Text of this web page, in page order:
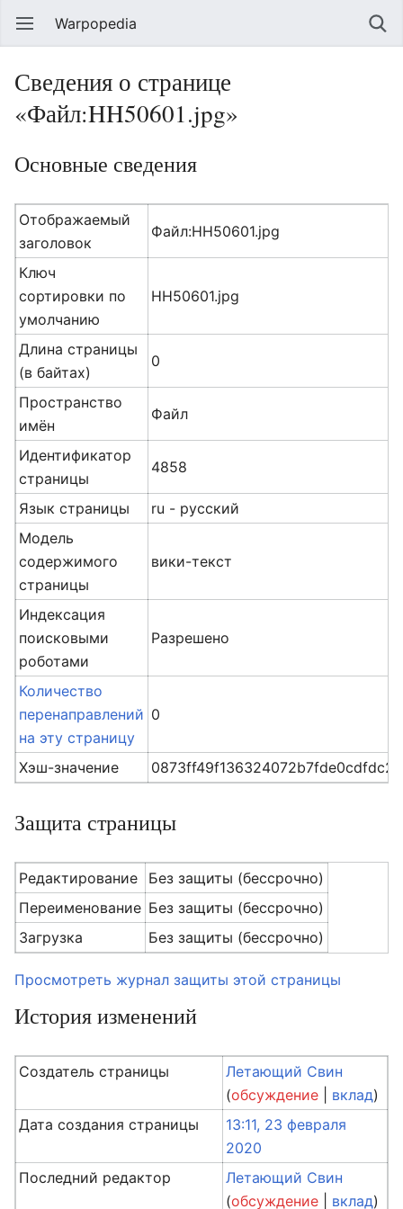
Warpopedia
Сведения о странице
«Файл:HH50601.jpg»
Основные сведения
Отображаемый
заголовок
Файл:HH50601.jpg
Ключ
сортировки по
умолчанию
HH50601.jpg
Длина страницы
(в байтах)
0
Пространство
имён
Файл
Идентификатор
страницы
4858
Язык страницы
ru - русский
Модель
содержимого
страницы
вики-текст
Индексация
поисковыми
роботами
Разрешено
Количество
перенаправлений
на эту страницу
0
Хэш-значение
Защита страницы
Редактирование
Без защиты (бессрочно)
Переименование Без защиты (бессрочно)
Загрузка
Без защиты (бессрочно)
Просмотреть журнал защиты этой страницы
История изменений
Создатель страницы
Летающий Свин
(обсуждение вклад)
Дата создания страницы
13:11, 23 февраля
2020
Последний редактор
Летающий Свин
(обсуждение вклад)